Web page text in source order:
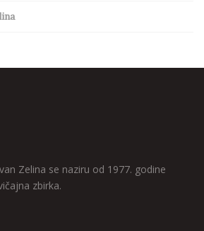
Zelina se naziru od 1977. godine
zbirka.